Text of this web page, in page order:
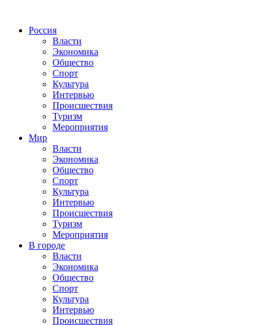
Россия
Власти
Экономика
Общество
Спорт
Культура
Интервью
Происшествия
Туризм
Мероприятия
Мир
Власти
Экономика
Общество
Спорт
Культура
Интервью
Происшествия
Туризм
Мероприятия
В городе
Власти
Экономика
Общество
Спорт
Культура
Интервью
Происшествия